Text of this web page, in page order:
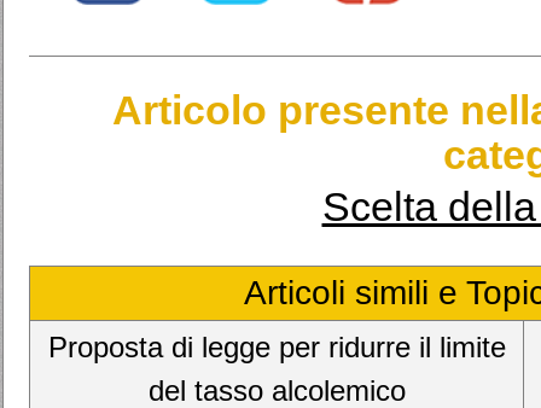
Articolo presente
Scelta
Articoli simili e
Proposta di legge per ridurre il limite
del tasso alcolemico